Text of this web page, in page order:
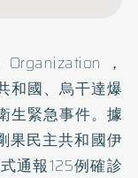
，
和國、烏干達爆
生緊急事件。據
果民主共和國伊
通報125例確診